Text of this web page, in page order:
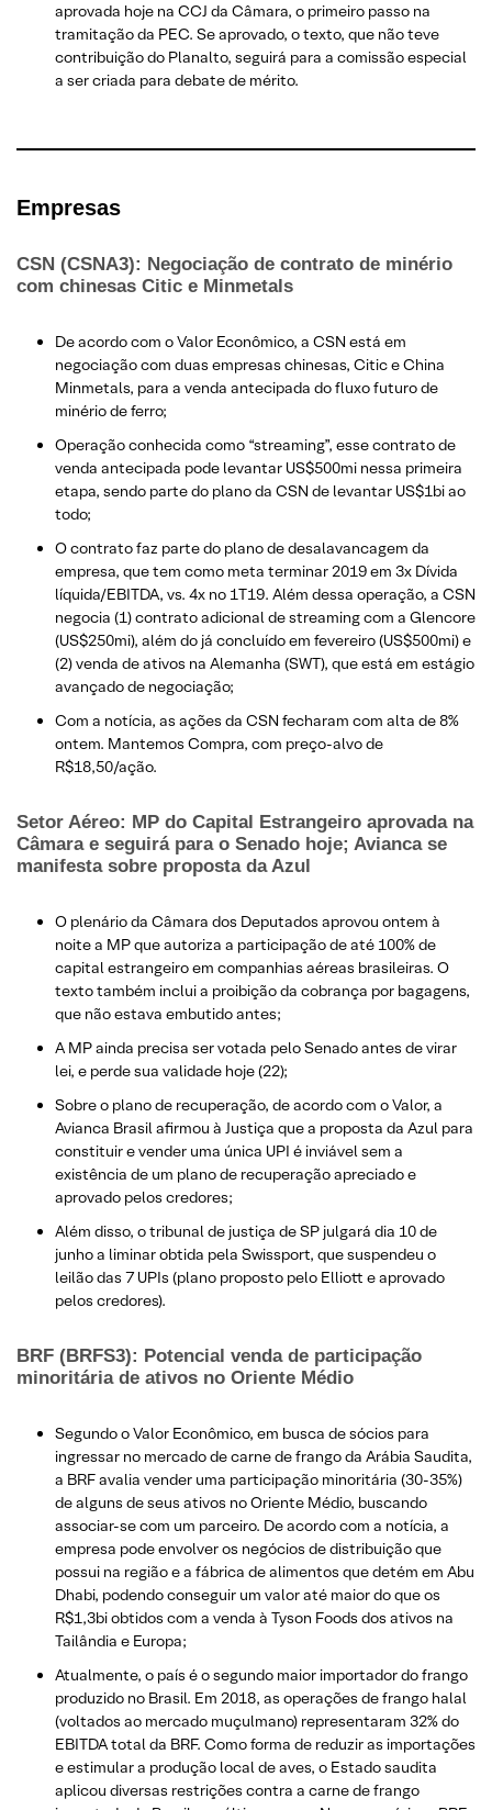
aprovada hoje na CCJ da Câmara, o primeiro passo na
tramitação da PEC. Se aprovado, o texto, que não teve
contribuição do Planalto, seguirá para a comissão especial
a ser criada para debate de mérito.
Empresas
CSN (CSNA3): Negociação de contrato de minério
com chinesas Citic e Minmetals
De acordo com o Valor Econômico, a CSN está em
negociação com duas empresas chinesas, Citic e China
Minmetals, para a venda antecipada do fluxo futuro de
minério de ferro;
Operação conhecida como “streaming”, esse contrato de
venda antecipada pode levantar US$500mi nessa primeira
etapa, sendo parte do plano da CSN de levantar US$1bi ao
todo;
O contrato faz parte do plano de desalavancagem da
empresa, que tem como meta terminar 2019 em 3x Dívida
líquida/EBITDA, vs. 4x no 1T19. Além dessa operação, a CSN
negocia (1) contrato adicional de streaming com a Glencore
(US$250mi), além do já concluído em fevereiro (US$500mi) e
(2) venda de ativos na Alemanha (SWT), que está em estágio
avançado de negociação;
Com a notícia, as ações da CSN fecharam com alta de 8%
ontem. Mantemos Compra, com preço-alvo de
R$18,50/ação.
Setor Aéreo: MP do Capital Estrangeiro aprovada na
Câmara e seguirá para o Senado hoje; Avianca se
manifesta sobre proposta da Azul
O plenário da Câmara dos Deputados aprovou ontem à
noite a MP que autoriza a participação de até 100% de
capital estrangeiro em companhias aéreas brasileiras. O
texto também inclui a proibição da cobrança por bagagens,
que não estava embutido antes;
A MP ainda precisa ser votada pelo Senado antes de virar
lei, e perde sua validade hoje (22);
​Sobre o plano de recuperação, de acordo com o Valor, a
Avianca Brasil afirmou à Justiça que a proposta da Azul para
constituir e vender uma única UPI é inviável sem a
existência de um plano de recuperação apreciado e
aprovado pelos credores;
Além disso, o tribunal de justiça de SP julgará dia 10 de
junho a liminar obtida pela Swissport, que suspendeu o
leilão das 7 UPIs (plano proposto pelo Elliott e aprovado
pelos credores).
BRF (BRFS3): Potencial venda de participação
minoritária de ativos no Oriente Médio
Segundo o Valor Econômico, em busca de sócios para
ingressar no mercado de carne de frango da Arábia Saudita,
a BRF avalia vender uma participação minoritária (30-35%)
de alguns de seus ativos no Oriente Médio, buscando
associar-se com um parceiro. De acordo com a notícia, a
empresa pode envolver os negócios de distribuição que
possui na região e a fábrica de alimentos que detém em Abu
Dhabi, podendo conseguir um valor até maior do que os
R$1,3bi obtidos com a venda à Tyson Foods dos ativos na
Tailândia e Europa;
Atualmente, o país é o segundo maior importador do frango
produzido no Brasil. Em 2018, as operações de frango halal
(voltados ao mercado muçulmano) representaram 32% do
EBITDA total da BRF. Como forma de reduzir as importações
e estimular a produção local de aves, o Estado saudita
aplicou diversas restrições contra a carne de frango